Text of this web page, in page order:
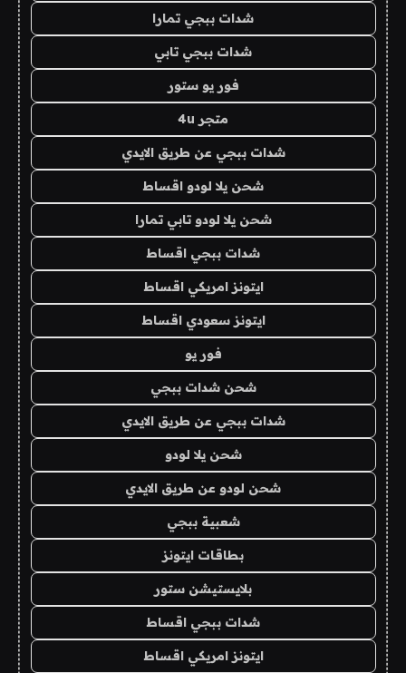
شدات ببجي تمارا
شدات ببجي تابي
فور يو ستور
متجر 4u
شدات ببجي عن طريق الايدي
شحن يلا لودو اقساط
شحن يلا لودو تابي تمارا
شدات ببجي اقساط
ايتونز امريكي اقساط
ايتونز سعودي اقساط
فور يو
شحن شدات ببجي
شدات ببجي عن طريق الايدي
شحن يلا لودو
شحن لودو عن طريق الايدي
شعبية ببجي
بطاقات ايتونز
بلايستيشن ستور
شدات ببجي اقساط
ايتونز امريكي اقساط